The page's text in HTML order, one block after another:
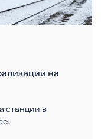
на
станции в